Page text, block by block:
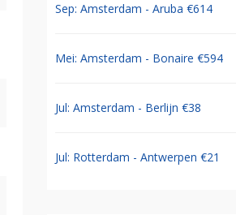
Sep: Amsterdam - Aruba €614
Mei: Amsterdam - Bonaire €594
Jul: Amsterdam - Berlijn €38
Jul: Rotterdam - Antwerpen €21